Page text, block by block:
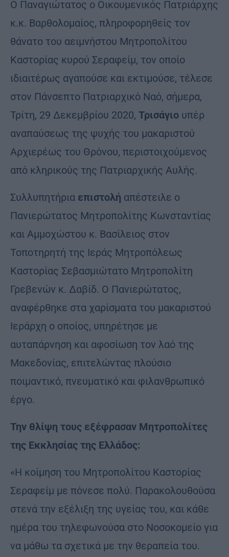
Ο Παναγιώτατος ο Οικουμενικός Πατριάρχης
κ.κ. Βαρθολομαίος, πληροφορηθείς τον
θάνατο του αειμνήστου Μητροπολίτου
Καστορίας κυρού Σεραφείμ, τον οποίο
ιδιαιτέρως αγαπούσε και εκτιμούσε, τέλεσε
στον Πάνσεπτο Πατριαρχικό Ναό, σήμερα,
Τρίτη, 29 Δεκεμβρίου 2020, Τρισάγιο υπέρ
αναπαύσεως της ψυχής του μακαριστού
Αρχιερέως του Θρόνου, περιστοιχούμενος
από κληρικούς της Πατριαρχικής Αυλής.
Συλλυπητήρια επιστολή απέστειλε ο
Πανιερώτατος Μητροπολίτης Κωνσταντίας
και Αμμοχώστου κ. Βασίλειος στον
Τοποτηρητή της Ιεράς Μητροπόλεως
Καστορίας Σεβασμιώτατο Μητροπολίτη
Γρεβενών κ. Δαβίδ. Ο Πανιερώτατος,
αναφέρθηκε στα χαρίσματα του μακαριστού
Ιεράρχη ο οποίος, υπηρέτησε με
αυταπάρνηση και αφοσίωση τον λαό της
Μακεδονίας, επιτελώντας πλούσιο
ποιμαντικό, πνευματικό και φιλανθρωπικό
έργο.
Την θλίψη τους εξέφρασαν Μητροπολίτες
της Εκκλησίας της Ελλάδος:
«Η κοίμηση του Μητροπολίτου Καστορίας
Σεραφείμ με πόνεσε πολύ. Παρακολουθούσα
στενά την εξέλιξη της υγείας του, και κάθε
ημέρα του τηλεφωνούσα στο Νοσοκομείο για
να μάθω τα σχετικά με την θεραπεία του.